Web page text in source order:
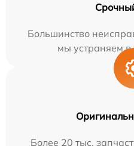
Большинство
мы устраняем в
Более 20 тыс.